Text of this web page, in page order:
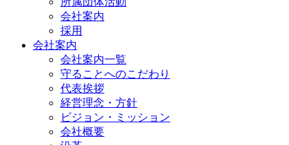
会社案内
採用
会社案内
会社案内一覧
守ることへのこだわり
代表挨拶
経営理念・方針
ビジョン・ミッション
会社概要